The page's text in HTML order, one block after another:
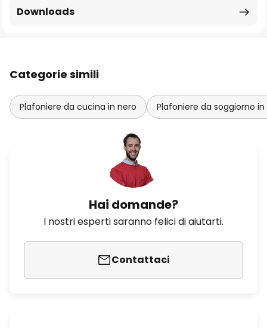
Downloads
Categorie simili
Plafoniere da cucina in nero Plafoniere da soggiorno
Hai domande?
I nostri esperti saranno felici di aiutarti.
Contattaci